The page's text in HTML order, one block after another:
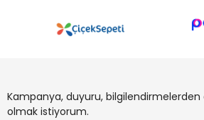
Kampanya, duyuru,
olmak istiyorum.